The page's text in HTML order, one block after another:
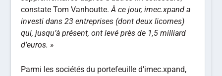
constate Tom Vanhoutte.À ce jour, imec.xpand a
investi dans 23 entreprises (dont deux licornes)
qui, jusqu’à présent, ont levé près de 1,5 milliard
d’euros. »
Parmi les sociétés du portefeuille d’imec.xpand,